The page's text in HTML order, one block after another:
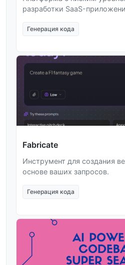
разработки SaaS-
Генерация кода
Fabricate
Инструмент для создания
основе ваших запросов.
Генерация кода